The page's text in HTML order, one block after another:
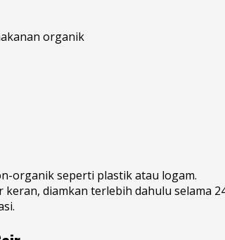
organik
organik seperti plastik atau logam.
diamkan terlebih dahulu selama